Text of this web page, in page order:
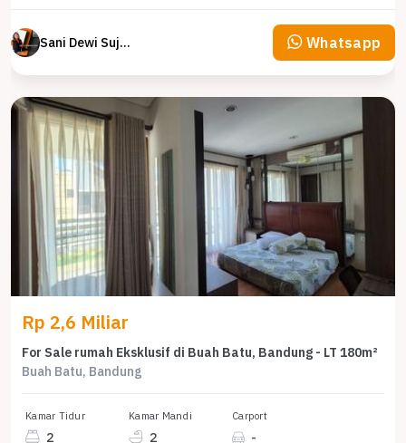
Sani Dewi Sujono Whatsapp
Rp 2,6 Miliar
For Sale rumah Eksklusif di Buah Batu, Bandung - LT 180m²
Buah Batu, Bandung
Kamar Tidur
2
Kamar Mandi
2
Carport
-